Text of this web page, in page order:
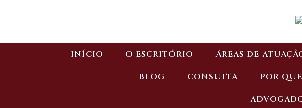
INÍCIO O ESCRITÓRIO ÁREAS DE
BLOG CONSULTA POR